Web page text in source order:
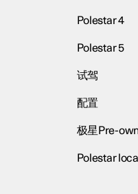
Polestar 4
Polestar 5
试驾
配置
极星Pre-
Polestar